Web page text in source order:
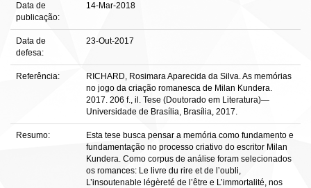
Data de
publicação:
14-Mar-2018
Data de
defesa:
23-Out-2017
Referência:
RICHARD, Rosimara Aparecida da Silva. As memórias
no jogo da criação romanesca de Milan Kundera.
2017. 206 f., il. Tese (Doutorado em Literatura)—
Universidade de Brasília, Brasília, 2017.
Resumo:
Esta tese busca pensar a memória como fundamento e
fundamentação no processo criativo do escritor Milan
Kundera. Como corpus de análise foram selecionados
os romances: Le livre du rire et de l’oubli,
L’insoutenable légèreté de l’être e L’immortalité, nos